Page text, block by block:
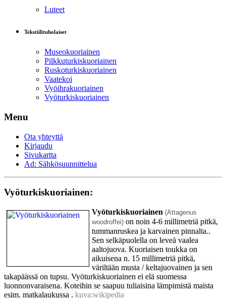
Luteet
Tekstiilituholaiset
Museokuoriainen
Pilkkuturkiskuoriainen
Ruskoturkiskuoriainen
Vaatekoi
Vyöihrakuoriainen
Vyöturkiskuoriainen
Menu
Ota yhteyttä
Kirjaudu
Sivukartta
Ad: Sähkösuunnittelua
Vyöturkiskuoriainen:
Vyöturkiskuoriainen (Attagenus
woodroffei) on noin 4-6 millimetriä pitkä,
tummanruskea ja karvainen pinnalta..
Sen selkäpuolella on leveä vaalea
aaltojuova. Kuoriaisen toukka on
aikuisena n. 15 millimetriä pitkä,
väriltään musta / keltajuovainen ja sen
takapäässä on tupsu. Vyöturkiskuoriainen ei elä suomessa
luonnonvaraisena. Koteihin se saapuu tuliaisina lämpimistä maista
esim. matkalaukussa . kuva:wikipedia